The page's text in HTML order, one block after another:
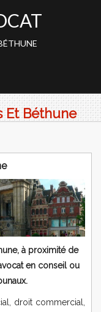
Et Béthune
à proximité de
en conseil ou
droit commercial,